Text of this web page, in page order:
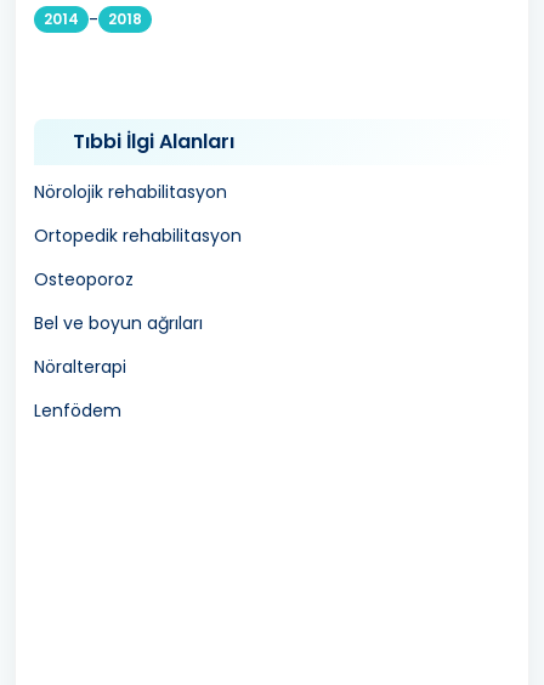
2014 - 2018
Tıbbi İlgi Alanları
Nörolojik rehabilitasyon
Ortopedik rehabilitasyon
Osteoporoz
Bel ve boyun ağrıları
Nöralterapi
Lenfödem